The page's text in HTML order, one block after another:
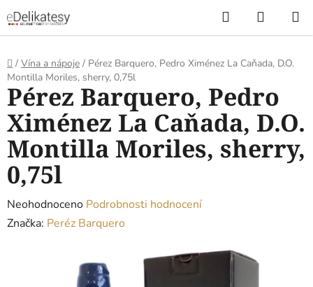
na
obsah
Hledat
KOŠÍK
Domů
/ Vína a nápoje / Pérez Barquero, Pedro Ximénez La Caňada, D.O.
Montilla Moriles, sherry, 0,75l
Pérez Barquero, Pedro
Ximénez La Caňada, D.O.
Montilla Moriles, sherry,
0,75l
Průměrné
hodnocení
Neohodnoceno Podrobnosti hodnocení
Značka: Peréz Barquero